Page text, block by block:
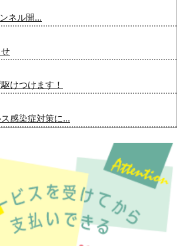
ネル開...
けつけます！
感染症対策に...